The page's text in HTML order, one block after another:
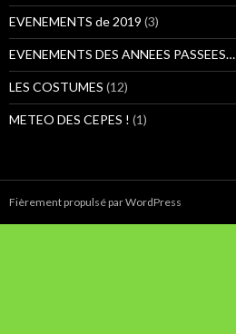
EVENEMENTS de 2019 (3)
EVENEMENTS DES ANNEES PASSEES…
LES COSTUMES (12)
METEO DES CEPES ! (1)
Fièrement propulsé par WordPress